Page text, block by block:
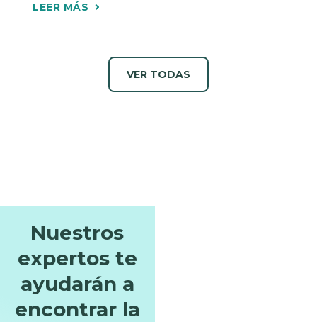
VER TODAS
Nuestros
expertos te
ayudarán a
encontrar la